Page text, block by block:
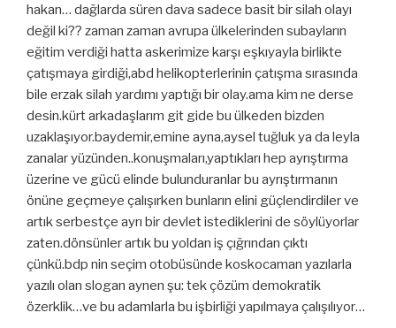
hakan… dağlarda süren dava sadece basit bir silah olayı
değil ki?? zaman zaman avrupa ülkelerinden subayların
eğitim verdiği hatta askerimize karşı eşkıyayla birlikte
çatışmaya girdiği,abd helikopterlerinin çatışma sırasında
bile erzak silah yardımı yaptığı bir olay.ama kim ne derse
desin.kürt arkadaşlarım git gide bu ülkeden bizden
uzaklaşıyor.baydemir,emine ayna,aysel tuğluk ya da leyla
zanalar yüzünden..konuşmaları,yaptıkları hep ayrıştırma
üzerine ve gücü elinde bulunduranlar bu ayrıştırmanın
önüne geçmeye çalışırken bunların elini güçlendirdiler ve
artık serbestçe ayrı bir devlet istediklerini de söylüyorlar
zaten.dönsünler artık bu yoldan iş çığrından çıktı
çünkü.bdp nin seçim otobüsünde koskocaman yazılarla
yazılı olan slogan aynen şu: tek çözüm demokratik
özerklik…ve bu adamlarla bu işbirliği yapılmaya çalışılıyor…